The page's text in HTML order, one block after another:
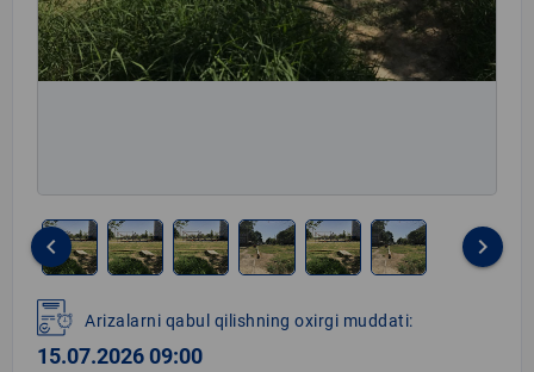
1
of
6
keyboard_arrow_left keyboard_arrow_right
Arizalarni qabul qilishning oxirgi muddati:
15.07.2026 09:00